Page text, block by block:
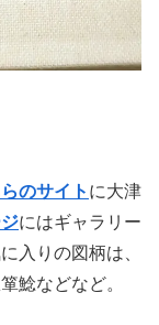
のサイト に大津
にはギャラリー
入りの図柄は、
鯰などなど。